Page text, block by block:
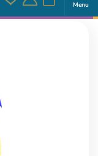
OblíbenéPřihlásit
Košík Menu